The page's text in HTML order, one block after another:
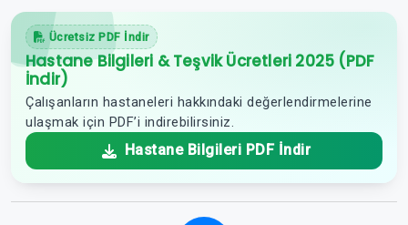
Ücretsiz PDF İndir
Hastane Bilgileri & Teşvik Ücretleri 2025 (PDF
İndir)
Çalışanların hastaneleri hakkındaki değerlendirmelerine
ulaşmak için PDF’i indirebilirsiniz.
Hastane Bilgileri PDF İndir